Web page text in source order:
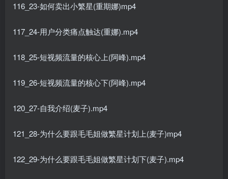
116_23-如何卖出小繁星(重期娜)mp4
117_24-用户分类痛点触达(重娜).mp4
118_25-短视频流量的核心上(阿峰).mp4
119_26-短视频流量的核心下(阿峰).mp4
120_27-自我介绍(麦子).mp4
121_28-为什么要跟毛毛姐做繁星计划上(麦子)mp4
122_29-为什么要跟毛毛姐做繁星计划下(麦子).mp4